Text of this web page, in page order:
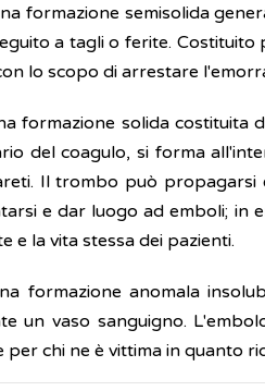
formazione semisolida
a tagli o ferite. Costituito
lo scopo di arrestare
formazione solida costituita
del coagulo, si forma
Il trombo può propagarsi
e dar luogo ad emboli; in
e la vita stessa dei pazienti.
formazione anomala
un vaso sanguigno.
per chi ne è vittima in quanto